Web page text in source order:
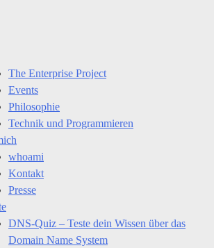
The Enterprise Project
Events
Philosophie
Technik und Programmieren
whoami
Kontakt
Presse
DNS-Quiz – Teste dein Wissen über das
Domain Name System